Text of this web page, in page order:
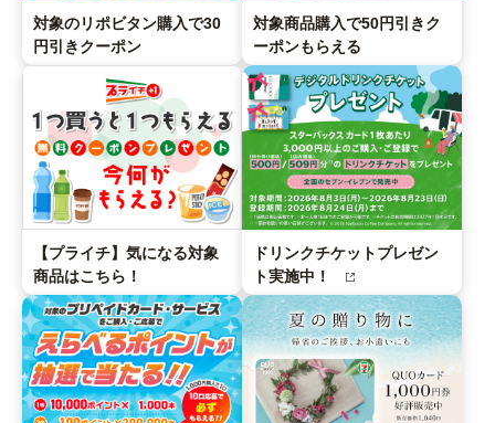
対象のリポビタン購入で30
円引きクーポン
対象商品購入で50円引きク
ーポンもらえる
【プライチ】気になる対象
商品はこちら！
ドリンクチケットプレゼン
ト実施中！